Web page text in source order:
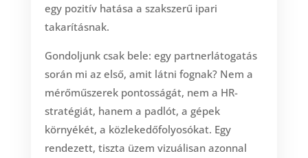
egy pozitív hatása a szakszerű ipari
takarításnak.
Gondoljunk csak bele: egy partnerlátogatás
során mi az első, amit látni fognak? Nem a
mérőműszerek pontosságát, nem a HR-
stratégiát, hanem a padlót, a gépek
környékét, a közlekedőfolyosókat. Egy
rendezett, tiszta üzem vizuálisan azonnal